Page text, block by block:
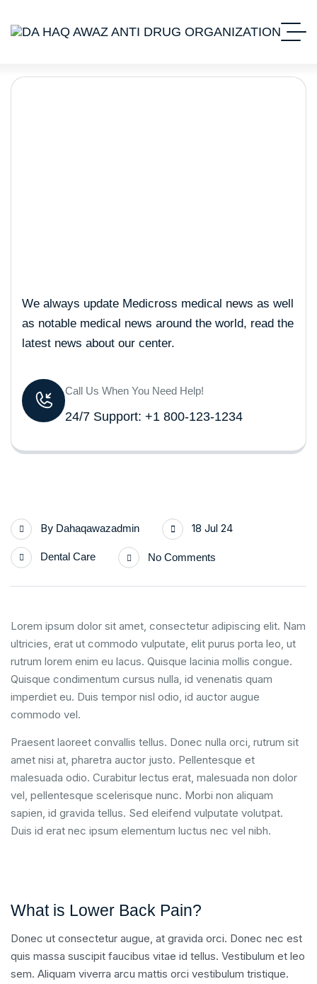
We always update Medicross medical news as well
as notable medical news around the world, read the
latest news about our center.
Call Us When You Need Help!
24/7 Support: +1 800-123-1234
By Dahaqawazadmin 18 Jul 24
Dental Care No Comments
Lorem ipsum dolor sit amet, consectetur adipiscing elit. Nam
ultricies, erat ut commodo vulputate, elit purus porta leo, ut
rutrum lorem enim eu lacus. Quisque lacinia mollis congue.
Quisque condimentum cursus nulla, id venenatis quam
imperdiet eu. Duis tempor nisl odio, id auctor augue
commodo vel.
Praesent laoreet convallis tellus. Donec nulla orci, rutrum sit
amet nisi at, pharetra auctor justo. Pellentesque et
malesuada odio. Curabitur lectus erat, malesuada non dolor
vel, pellentesque scelerisque nunc. Morbi non aliquam
sapien, id gravida tellus. Sed eleifend vulputate volutpat.
Duis id erat nec ipsum elementum luctus nec vel nibh.
What is Lower Back Pain?
Donec ut consectetur augue, at gravida orci. Donec nec est
quis massa suscipit faucibus vitae id tellus. Vestibulum et leo
sem. Aliquam viverra arcu mattis orci vestibulum tristique.